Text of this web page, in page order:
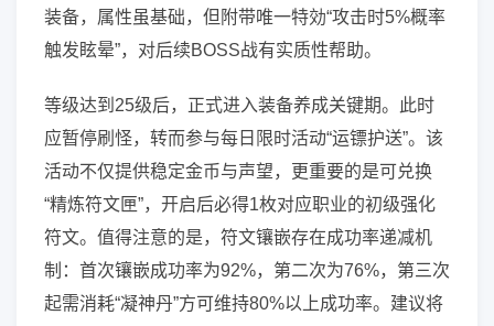
装备，属性虽基础，但附带唯一特効“攻击时5%概率
触发眩晕”，对后续BOSS战有实质性帮助。
等级达到25级后，正式进入装备养成关键期。此时
应暂停刷怪，转而参与每日限时活动“运镖护送”。该
活动不仅提供稳定金币与声望，更重要的是可兑换
“精炼符文匣”，开启后必得1枚对应职业的初级强化
符文。值得注意的是，符文镶嵌存在成功率递减机
制：首次镶嵌成功率为92%，第二次为76%，第三次
起需消耗“凝神丹”方可维持80%以上成功率。建议将